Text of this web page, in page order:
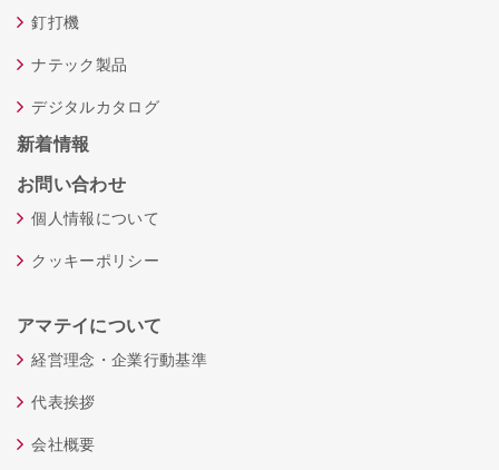
釘打機
ナテック製品
デジタルカタログ
新着情報
お問い合わせ
個人情報について
クッキーポリシー
アマテイについて
経営理念・企業行動基準
代表挨拶
会社概要